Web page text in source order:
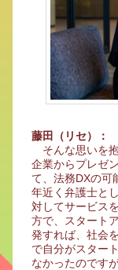
藤田（リセ）：
そんな思いを
企業からプレゼ
て、法務DXの可
年近く弁護士と
対してサービス
方で、スタート
発すれば、社会
で自分がスター
なかったのです